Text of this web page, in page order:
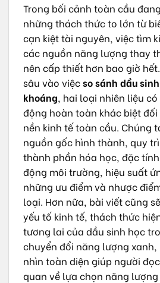
Trong bối cảnh toàn cầu
những thách thức to lớn từ
cạn kiệt tài nguyên, việc tìm
các nguồn năng lượng thay
nên cấp thiết hơn bao giờ
sâu vào việcso sánh dầu
khoáng , hai loại nhiên liệu
động hoàn toàn khác biệt
nền kinh tế toàn cầu. Chúng
nguồn gốc hình thành, quy
thành phần hóa học, đặc
động môi trường, hiệu suất
những ưu điểm và nhược
loại. Hơn nữa, bài viết cũng
yếu tố kinh tế, thách thức
tương lai của dầu sinh học
chuyển đổi năng lượng xanh,
nhìn toàn diện giúp người
quan về lựa chọn năng lượng